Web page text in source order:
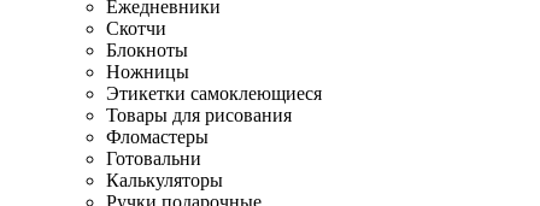
Ежедневники
Скотчи
Блокноты
Ножницы
Этикетки самоклеющиеся
Товары для рисования
Фломастеры
Готовальни
Калькуляторы
Ручки подарочные